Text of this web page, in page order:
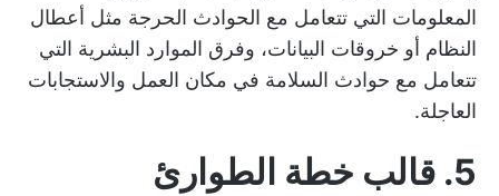
المعلومات التي تتعامل مع الحوادث الحرجة مثل أعطال
النظام أو خروقات البيانات، وفرق الموارد البشرية التي
تتعامل مع حوادث السلامة في مكان العمل والاستجابات
العاجلة.
5. قالب خطة الطوارئ